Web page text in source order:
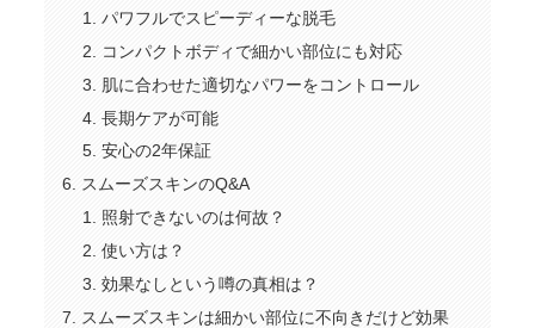
パワフルでスピーディーな脱毛
コンパクトボディで細かい部位にも対応
肌に合わせた適切なパワーをコントロール
長期ケアが可能
安心の2年保証
スムーズスキンのQ&A
照射できないのは何故？
使い方は？
効果なしという噂の真相は？
スムーズスキンは細かい部位に不向きだけど効果